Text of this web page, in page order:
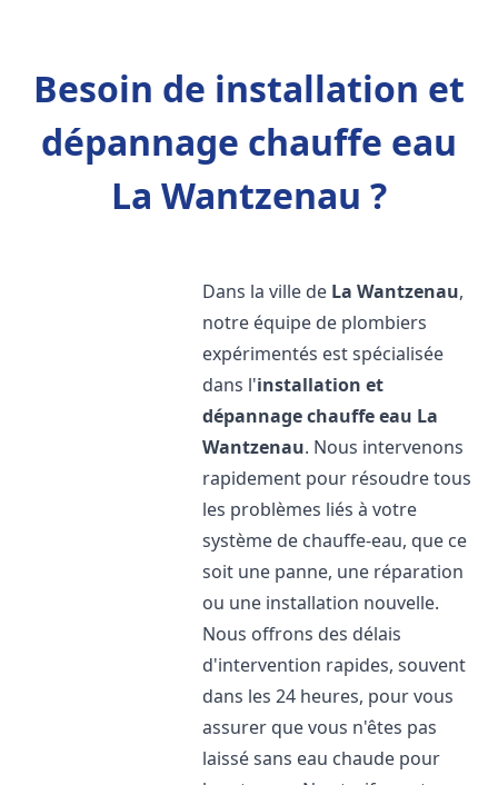
Besoin de installation et
dépannage chauffe eau
La Wantzenau ?
Dans la ville de La Wantzenau,
notre équipe de plombiers
expérimentés est spécialisée
dans l'installation et
dépannage chauffe eau La
Wantzenau. Nous intervenons
rapidement pour résoudre tous
les problèmes liés à votre
système de chauffe-eau, que ce
soit une panne, une réparation
ou une installation nouvelle.
Nous offrons des délais
d'intervention rapides, souvent
dans les 24 heures, pour vous
assurer que vous n'êtes pas
laissé sans eau chaude pour